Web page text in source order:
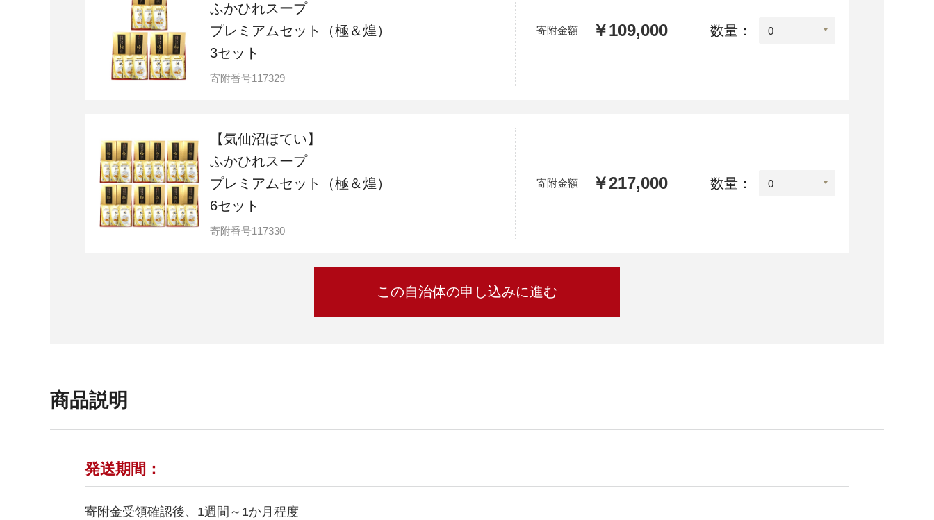
ふかひれスープ
プレミアムセット（極＆煌）
3セット
寄附番号117329
寄附金額 ￥109,000 数量：
【気仙沼ほてい】
ふかひれスープ
プレミアムセット（極＆煌）
6セット
寄附番号117330
寄附金額 ￥217,000 数量：
商品説明
発送期間：
寄附金受領確認後、1週間～1か月程度